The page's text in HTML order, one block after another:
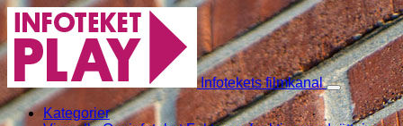
Skip to content
Infotekets filmkanal
Kategorier